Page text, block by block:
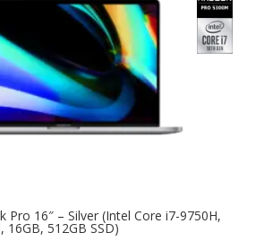
Pro 16″ – Silver (Intel Core i7-9750H,
512GB SSD)